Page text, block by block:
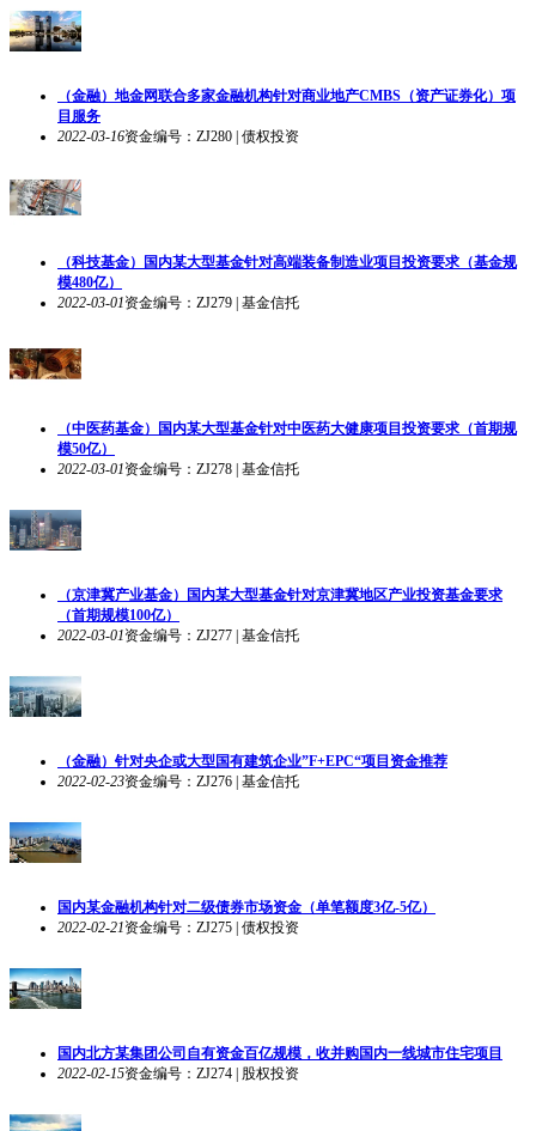
（金融）地金网联合多家金融机构针对商业地产CMBS（资产证券化）项
目服务
2022-03-16资金编号：ZJ280 | 债权投资
（科技基金）国内某大型基金针对高端装备制造业项目投资要求（基金规
模480亿）
2022-03-01资金编号：ZJ279 | 基金信托
（中医药基金）国内某大型基金针对中医药大健康项目投资要求（首期规
模50亿）
2022-03-01资金编号：ZJ278 | 基金信托
（京津冀产业基金）国内某大型基金针对京津冀地区产业投资基金要求
（首期规模100亿）
2022-03-01资金编号：ZJ277 | 基金信托
（金融）针对央企或大型国有建筑企业”F+EPC“项目资金推荐
2022-02-23资金编号：ZJ276 | 基金信托
国内某金融机构针对二级债券市场资金（单笔额度3亿-5亿）
2022-02-21资金编号：ZJ275 | 债权投资
国内北方某集团公司自有资金百亿规模，收并购国内一线城市住宅项目
2022-02-15资金编号：ZJ274 | 股权投资